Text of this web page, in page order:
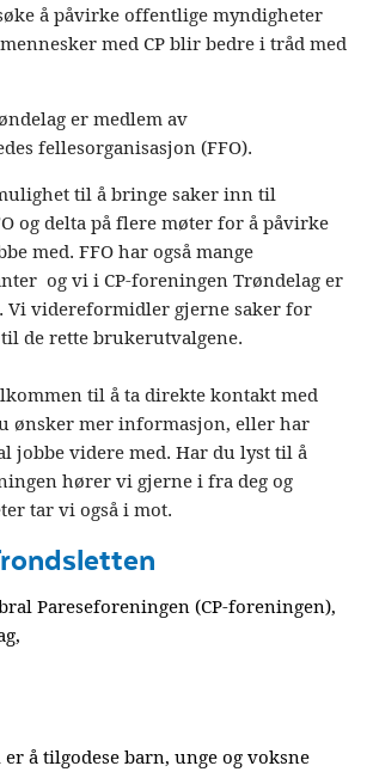
å påvirke offentlige myndigheter
med CP blir bedre i tråd med
er medlem av
fellesorganisasjon (FFO).
til å bringe saker inn til
og delta på flere møter for å påvirke
med. FFO har også mange
og vi i CP-foreningen Trøndelag er
Vi videreformidler gjerne saker for
de rette brukerutvalgene.
til å ta direkte kontakt med
ønsker mer informasjon, eller har
jobbe videre med. Har du lyst til å
hører vi gjerne i fra deg og
tar vi også i mot.
Pareseforeningen (CP-foreningen),
å tilgodese barn, unge og voksne